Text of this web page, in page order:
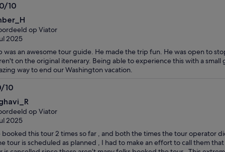
a nightmare experience from a reputable company like Viator who we
and USA. Probably will not use Viator again if this is not addressed
10
op Viator
2025
was an awesome tour guide. He made the trip fun. He was open to
on the original itenerary. Being able to experience this with a small
way to end our Washington vacation.
10
op Viator
2025
booked this tour 2 times so far , and both the times the tour operator
tour is scheduled as planned , I had to make an effort to call them